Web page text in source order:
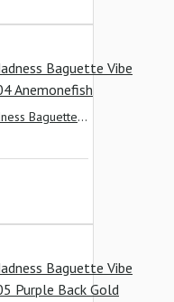
Воблер Madness Baguette Vibe 70 17 гр #R04 Anemonefish